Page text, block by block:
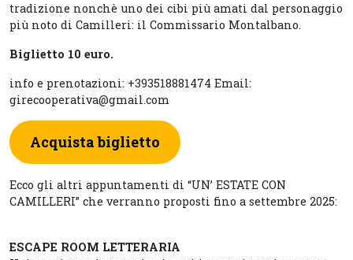
tradizione nonchè uno dei cibi più amati dal personaggio
più noto di Camilleri: il Commissario Montalbano.
Biglietto 10 euro.
info e prenotazioni: +393518881474 Email:
girecooperativa@gmail.com
Acquista biglietto
Ecco gli altri appuntamenti di “UN’ ESTATE CON
CAMILLERI” che verranno proposti fino a settembre 2025:
ESCAPE ROOM LETTERARIA